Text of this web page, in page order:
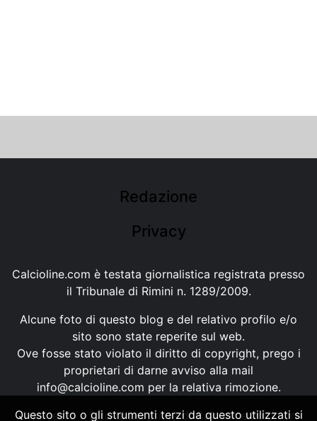
Redazione
Privacy
Calcioline.com è testata giornalistica registrata presso
il Tribunale di Rimini n. 1289/2009.
Alcune foto di questo blog e del relativo profilo e/o
sito sono state reperite sul web.
Ove fosse stato violato il diritto di copyright, prego i
proprietari di darne avviso alla mail
info@calcioline.com per la relativa rimozione.
Ogni testo e foto di proprietà di Calcioline.com non
Questo sito o gli strumenti terzi da questo utilizzati si